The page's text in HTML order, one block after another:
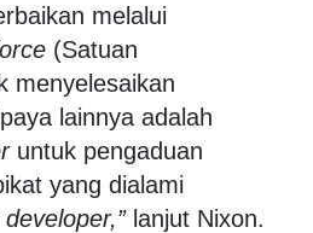
melalui
(Satuan
menyelesaikan
lainnya adalah
untuk pengaduan
yang dialami
developer,”lanjut Nixon.